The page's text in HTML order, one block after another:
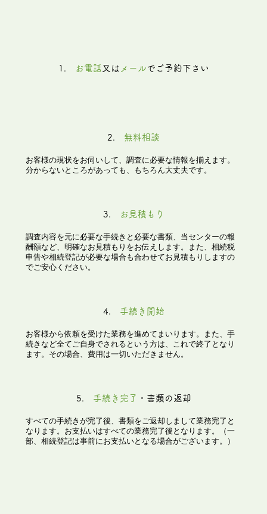
1. お電話 又は メール でご予約下さい
2. 無料相談
お客様の現状をお伺いして、調査に必要な情報を揃えます。
分からないところがあっても、もちろん大丈夫です。
3. お見積もり
調査内容を元に必要な手続きと必要な書類、当センターの報
酬額など、明確なお見積もりをお伝えします。また、相続税
申告や相続登記が必要な場合も合わせてお見積もりしますの
でご安心ください。
4. 手続き開始
お客様から依頼を受けた業務を進めてまいります。また、手
続きなど全てご自身でされるという方は、これで終了となり
ます。その場合、費用は一切いただきません。
5. 手続き完了 ・書類の返却
すべての手続きが完了後、書類をご返却しまして業務完了と
なります。お支払いはすべての業務完了後となります。（一
部、相続登記は事前にお支払いとなる場合がございます。）